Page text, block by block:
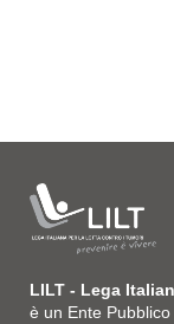
LILT - Lega
è un Ente